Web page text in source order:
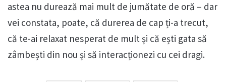
astea nu durează mai mult de jumătate de oră – dar
vei constata, poate, că durerea de cap ți-a trecut,
că te-ai relaxat nesperat de mult și că ești gata să
zâmbești din nou și să interacționezi cu cei dragi.